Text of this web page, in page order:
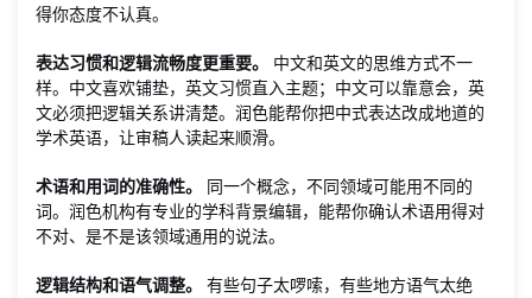
得你态度不认真。
表达习惯和逻辑流畅度更重要。
中文和英文的思维方式不一
样。中文喜欢铺垫，英文习惯直入主题；中文可以靠意会，英
文必须把逻辑关系讲清楚。润色能帮你把中式表达改成地道的
学术英语，让审稿人读起来顺滑。
术语和用词的准确性。
同一个概念，不同领域可能用不同的
词。润色机构有专业的学科背景编辑，能帮你确认术语用得对
不对、是不是该领域通用的说法。
逻辑结构和语气调整。
有些句子太啰嗦，有些地方语气太绝